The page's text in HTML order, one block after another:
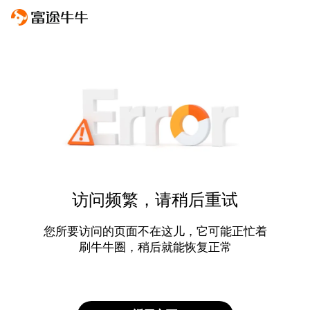
访问频繁，请稍后重试
您所要访问的页面不在这儿，它可能正忙着
刷牛牛圈，稍后就能恢复正常